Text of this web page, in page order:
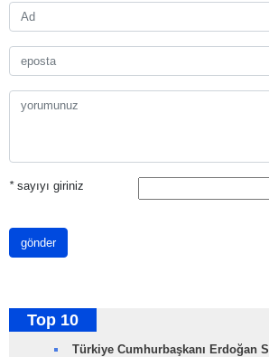
*sayıyı giriniz
gönder
Top 10
Türkiye Cumhurbaşkanı Erdoğan